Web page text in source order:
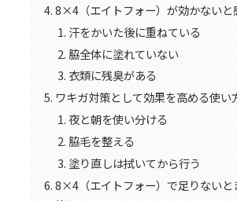
8×4（エイトフォー）が効かないと
汗をかいた後に重ねている
脇全体に塗れていない
衣類に残臭がある
ワキガ対策として効果を高める使い
夜と朝を使い分ける
脇毛を整える
塗り直しは拭いてから行う
8×4（エイトフォー）で足りないと